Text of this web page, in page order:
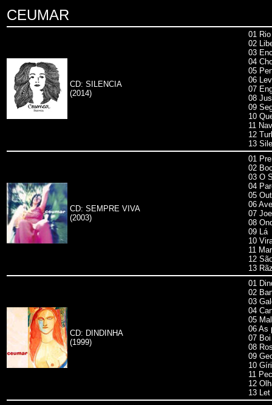
CEUMAR
CD: SILENCIA
(2014)
01
02
03
04
05
06
07
08
09
10
11
12
13
CD: SEMPRE VIVA
(2003)
01
02
03 O
04
05
06
07
08
09 Lá
10
11
12
13
CD: DINDINHA
(1999)
01
02
03
04
05
06 As
07
08
09
10
11
12
13